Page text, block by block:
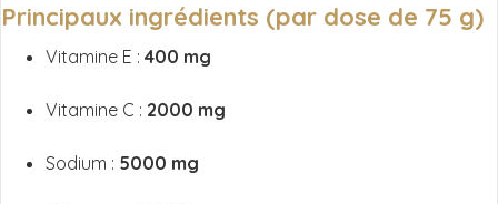
Principaux ingrédients (par dose de 75 g)
Vitamine E : 400 mg
Vitamine C : 2000 mg
Sodium : 5000 mg